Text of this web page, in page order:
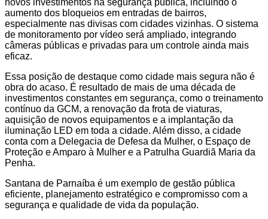
aumento dos bloqueios em entradas de bairros,
especialmente nas divisas com cidades vizinhas. O sistema
de monitoramento por vídeo será ampliado, integrando
câmeras públicas e privadas para um controle ainda mais
eficaz.
Essa posição de destaque como cidade mais segura não é
obra do acaso. É resultado de mais de uma década de
investimentos constantes em segurança, como o treinamento
contínuo da GCM, a renovação da frota de viaturas,
aquisição de novos equipamentos e a implantação da
iluminação LED em toda a cidade. Além disso, a cidade
conta com a Delegacia de Defesa da Mulher, o Espaço de
Proteção e Amparo à Mulher e a Patrulha Guardiã Maria da
Penha.
Santana de Parnaíba é um exemplo de gestão pública
eficiente, planejamento estratégico e compromisso com a
segurança e qualidade de vida da população.